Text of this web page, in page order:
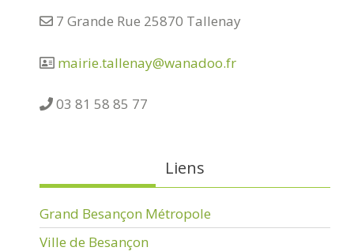
7 Grande Rue 25870 Tallenay
mairie.tallenay@wanadoo.fr
03 81 58 85 77
Liens
Grand Besançon Métropole
Ville de Besançon